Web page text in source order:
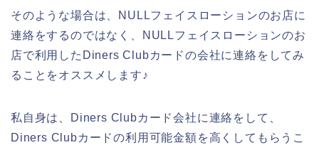
そのような場合は、NULLフェイスローションのお店に
連絡をするのではなく、NULLフェイスローションのお
店で利用したDiners Clubカードの会社に連絡をしてみ
ることをオススメします♪
私自身は、Diners Clubカード会社に連絡をして、
Diners Clubカードの利用可能金額を高くしてもらうこ